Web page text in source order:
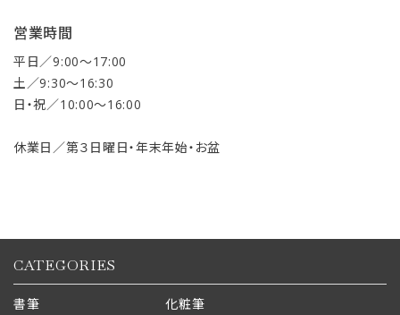
営業時間
平日／9:00〜17:00
土／9:30〜16:30
日・祝／10:00〜16:00
休業日／第３日曜日・年末年始・お盆
CATEGORIES
書筆
化粧筆